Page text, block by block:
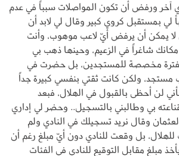
آخر ورفض أن تكون المواصلات سبباً في عدم
لي بمستقبل كروي كبير وقال لي لابد أن
لا يمكن أن يرفض أيّ لاعب موهوب، وأنت
شاغراً في الزعيم، وحينها ذهب بي
مخصصة للمستجدين، بل حضرت في
مستجد، ولكن كانت ثقتي بنفسي كبيرة جداً
لن أحظى بالقبول في الهلال، فبعد
بي وطالبني بالتسجيل.. وحضر لي إداري
وقال نريد تسجيلك في النادي ولم
للهلال، بل وقعت للنادي دون أيّ مبلغ رغم أن
مبلغ مقابل التوقيع للنادي في الفئات